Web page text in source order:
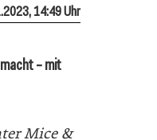
14:49 Uhr
– mit
Mice &